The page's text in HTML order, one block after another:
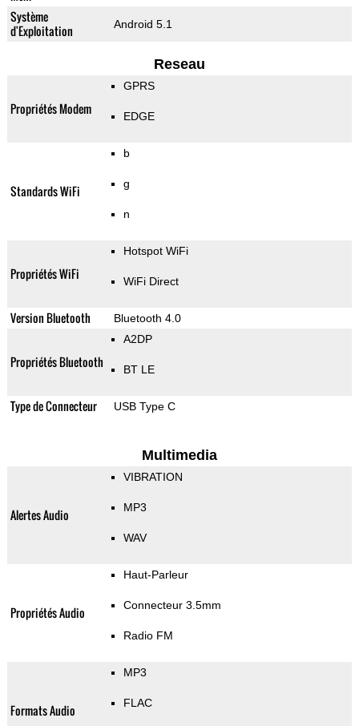
Système
d'Exploitation
Android 5.1
Reseau
Propriétés Modem
GPRS
EDGE
Standards WiFi
b
g
n
Propriétés WiFi
Hotspot WiFi
WiFi Direct
Version Bluetooth Bluetooth 4.0
Propriétés Bluetooth
A2DP
BT LE
Type de Connecteur USB Type C
Multimedia
Alertes Audio
VIBRATION
MP3
WAV
Propriétés Audio
Haut-Parleur
Connecteur 3.5mm
Radio FM
Formats Audio
MP3
FLAC